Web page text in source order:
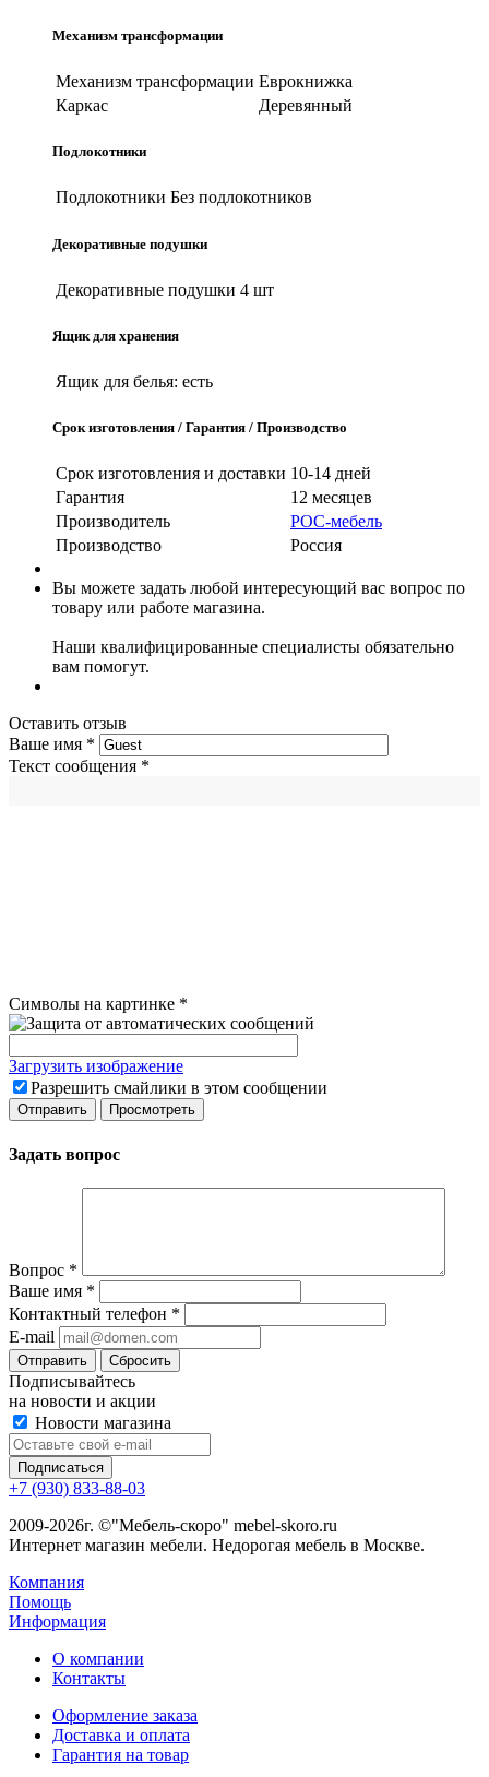
Механизм трансформации
Механизм трансформации Еврокнижка
Каркас
Деревянный
Подлокотники
Подлокотники Без подлокотников
Декоративные подушки
Декоративные подушки 4 шт
Ящик для хранения
Ящик для белья: есть
Срок изготовления / Гарантия / Производство
Срок изготовления и доставки 10-14 дней
Гарантия
12 месяцев
Производитель
РОС-мебель
Производство
Россия
Вы можете задать любой интересующий вас вопрос по
товару или работе магазина.
Наши квалифицированные специалисты обязательно
вам помогут.
Оставить отзыв
Ваше имя *
Текст сообщения *
Символы на картинке *
Загрузить изображение
Разрешить смайлики в этом сообщении
Задать вопрос
Вопрос *
Ваше имя *
Контактный телефон *
E-mail
Сбросить
Подписывайтесь
на новости и акции
Новости магазина
+7 (930) 833-88-03
2009-2026г. ©"Мебель-скоро" mebel-skoro.ru
Интернет магазин мебели. Недорогая мебель в Москве.
Компания
Помощь
Информация
О компании
Контакты
Оформление заказа
Доставка и оплата
Гарантия на товар